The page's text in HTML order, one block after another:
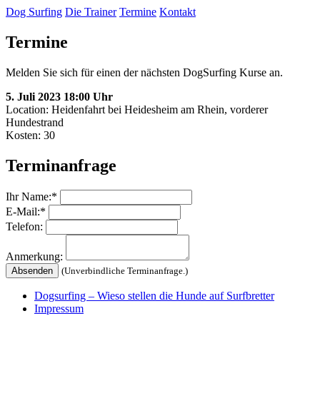
Dog Surfing Die Trainer Termine Kontakt
Termine
Melden Sie sich für einen der nächsten DogSurfing Kurse an.
5. Juli 2023 18:00 Uhr
Location: Heidenfahrt bei Heidesheim am Rhein, vorderer
Hundestrand
Kosten: 30
Terminanfrage
Ihr Name:*
E-Mail:*
Telefon:
Anmerkung:
(Unverbindliche Terminanfrage.)
Dogsurfing – Wieso stellen die Hunde auf Surfbretter
Impressum